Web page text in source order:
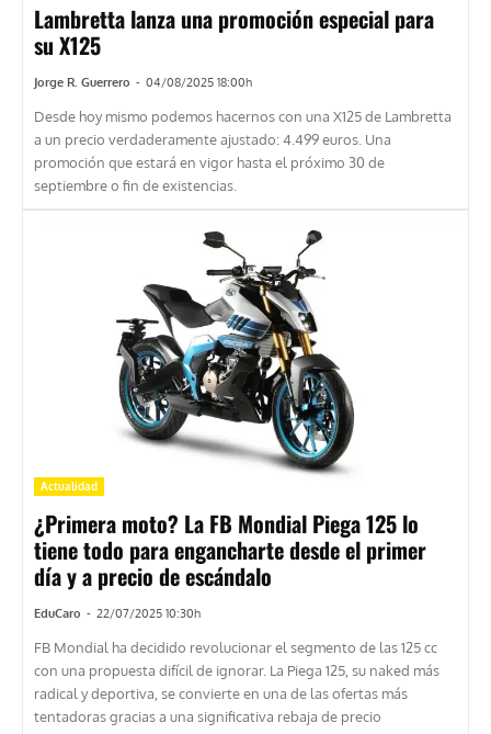
Lambretta lanza una promoción especial para
su X125
Jorge R. Guerrero - 04/08/2025 18:00h
Desde hoy mismo podemos hacernos con una X125 de Lambretta
a un precio verdaderamente ajustado: 4.499 euros. Una
promoción que estará en vigor hasta el próximo 30 de
septiembre o fin de existencias.
Actualidad
¿Primera moto? La FB Mondial Piega 125 lo
tiene todo para engancharte desde el primer
día y a precio de escándalo
EduCaro - 22/07/2025 10:30h
FB Mondial ha decidido revolucionar el segmento de las 125 cc
con una propuesta difícil de ignorar. La Piega 125, su naked más
radical y deportiva, se convierte en una de las ofertas más
tentadoras gracias a una significativa rebaja de precio